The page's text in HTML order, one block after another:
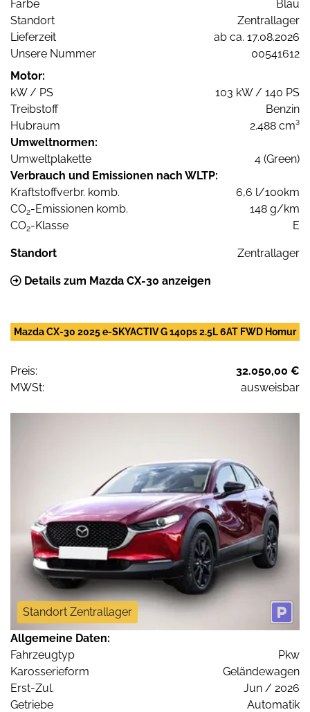
Farbe
Blau
Standort
Zentrallager
Lieferzeit
ab ca. 17.08.2026
Unsere Nummer
00541612
Motor:
kW / PS
103 kW / 140 PS
Treibstoff
Benzin
Hubraum
2.488 cm³
Umweltnormen:
Umweltplakette
4 (Green)
Verbrauch und Emissionen nach WLTP:
Kraftstoffverbr. komb.
6,6 l/100km
CO2-Emissionen komb.
148 g/km
CO2-Klasse E
Standort Zentrallager
Details zum Mazda CX-30 anzeigen
Mazda CX-30 2025 e-SKYACTIV G 140ps 2.5L 6AT FWD Homur
Preis:
32.050,00 €
MWSt:
ausweisbar
Standort Zentrallager
Allgemeine Daten:
Fahrzeugtyp
Pkw
Karosserieform
Geländewagen
Erst-Zul.
Jun / 2026
Getriebe
Automatik